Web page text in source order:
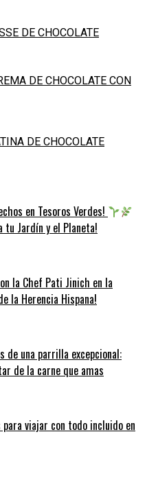
DE CHOCOLATE
DE CHOCOLATE CON
DE CHOCOLATE
en Tesoros Verdes!
tu Jardín y el Planeta!
la Chef Pati Jinich en la
la Herencia Hispana!
de una parrilla excepcional:
de la carne que amas
para viajar con todo incluido en